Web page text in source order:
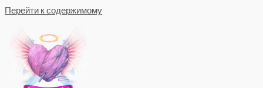
Перейти к содержимому